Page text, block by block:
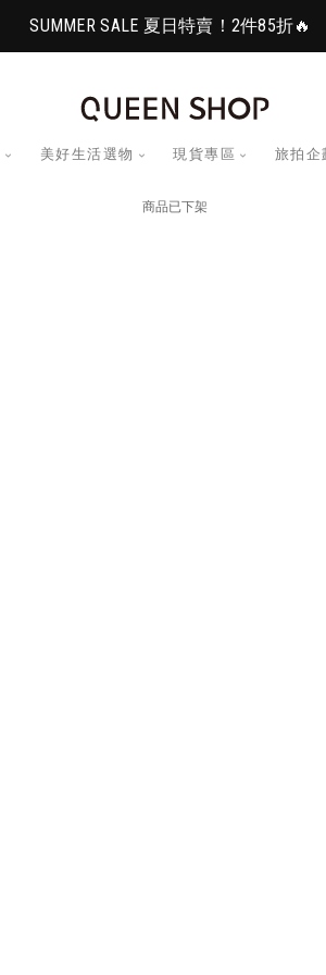
SUMMER SALE 夏日特賣！2件85折🔥
美好生活選物 現貨專區 旅拍企
商品已下架